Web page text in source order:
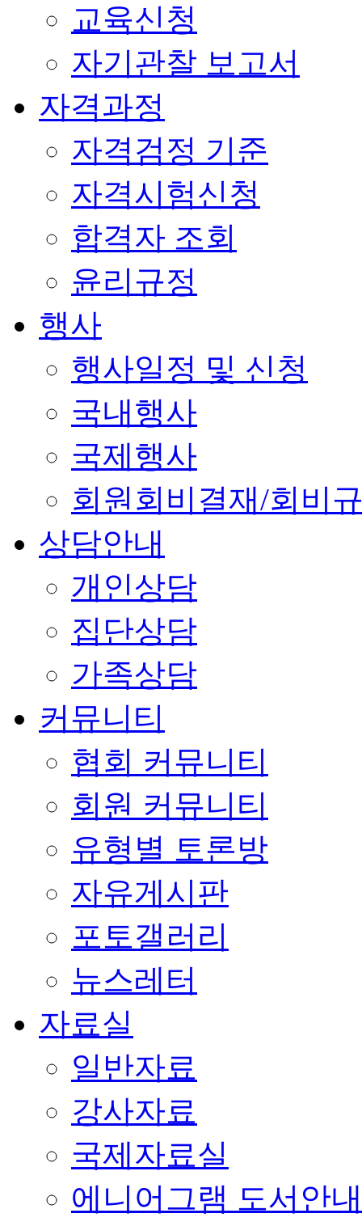
교육신청
자기관찰 보고서
자격과정
자격검정 기준
자격시험신청
합격자 조회
윤리규정
행사
행사일정 및 신청
국내행사
국제행사
회원회비결재/회비
상담안내
개인상담
집단상담
가족상담
커뮤니티
협회 커뮤니티
회원 커뮤니티
유형별 토론방
자유게시판
포토갤러리
뉴스레터
자료실
일반자료
강사자료
국제자료실
에니어그램 도서안내